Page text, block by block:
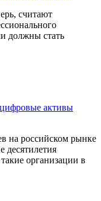
считают
должны стать
активы
на российском рынке
десятилетия
организации в